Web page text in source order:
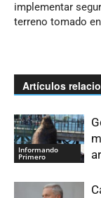
implementar
terreno tomado
Artículos
Informando
Primero